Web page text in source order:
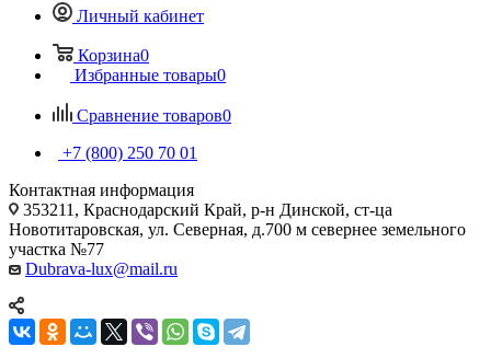
Личный кабинет
Корзина0
Избранные товары0
Сравнение товаров0
+7 (800) 250 70 01
Контактная информация
353211, Краснодарский Край, р-н Динской, ст-ца
Новотитаровская, ул. Северная, д.700 м севернее земельного
участка №77
Dubrava-lux@mail.ru